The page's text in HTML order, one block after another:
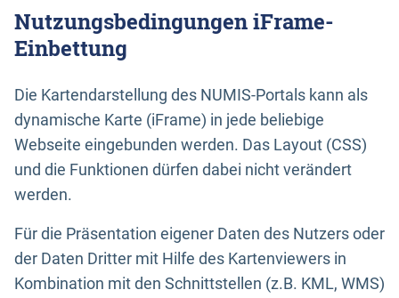
Nutzungsbedingungen iFrame-
Einbettung
Die Kartendarstellung des NUMIS-Portals kann als
dynamische Karte (iFrame) in jede beliebige
Webseite eingebunden werden. Das Layout (CSS)
und die Funktionen dürfen dabei nicht verändert
werden.
Für die Präsentation eigener Daten des Nutzers oder
der Daten Dritter mit Hilfe des Kartenviewers in
Kombination mit den Schnittstellen (z.B. KML, WMS)